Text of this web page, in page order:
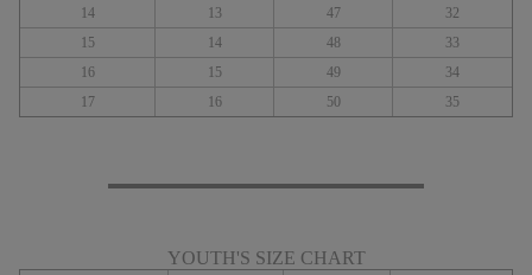
14
13 47
32
15
14 48
33
16
15 49
34
17
16 50 35
YOUTH'S SIZE CHART